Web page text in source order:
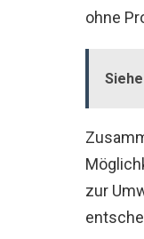
ohne
zur